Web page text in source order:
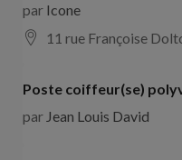
par Icone
11 rue Françoise
Poste coiffeur(se)
par Jean Louis David